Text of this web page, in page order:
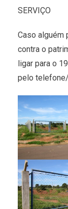
SERVIÇO
Caso alguém
contra o
ligar para o
pelo